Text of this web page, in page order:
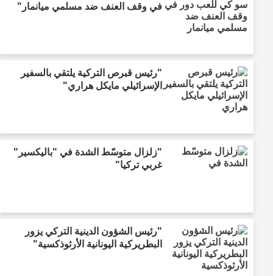
في وقف العنف ضد مسلمي ميانمار"
"رئيس قبرص التركية يلتقي بالسفير
الإسرائيلي مايكل هراري"
"زلزال متوسّط الشدة في "باليكسير"
غربي تركيا"
"رئيس الشؤون الدينية التركي يزور
البطريركية اليونانية الأرثوذكسية"